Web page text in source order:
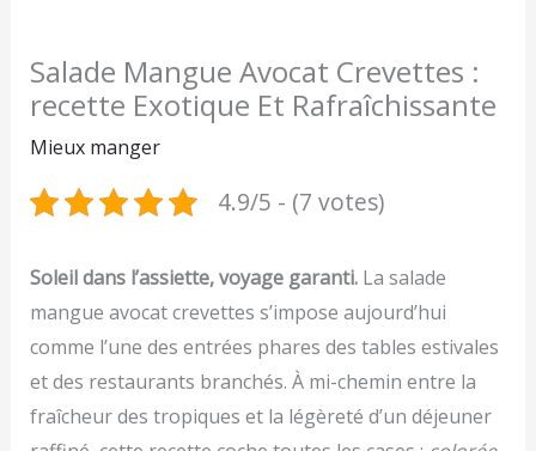
Salade Mangue Avocat Crevettes :
recette Exotique Et Rafraîchissante
Mieux manger
4.9/5 - (7 votes)
Soleil dans l’assiette, voyage garanti.La salade
mangue avocat crevettes s’impose aujourd’hui
comme l’une des entrées phares des tables estivales
et des restaurants branchés. À mi-chemin entre la
fraîcheur des tropiques et la légèreté d’un déjeuner